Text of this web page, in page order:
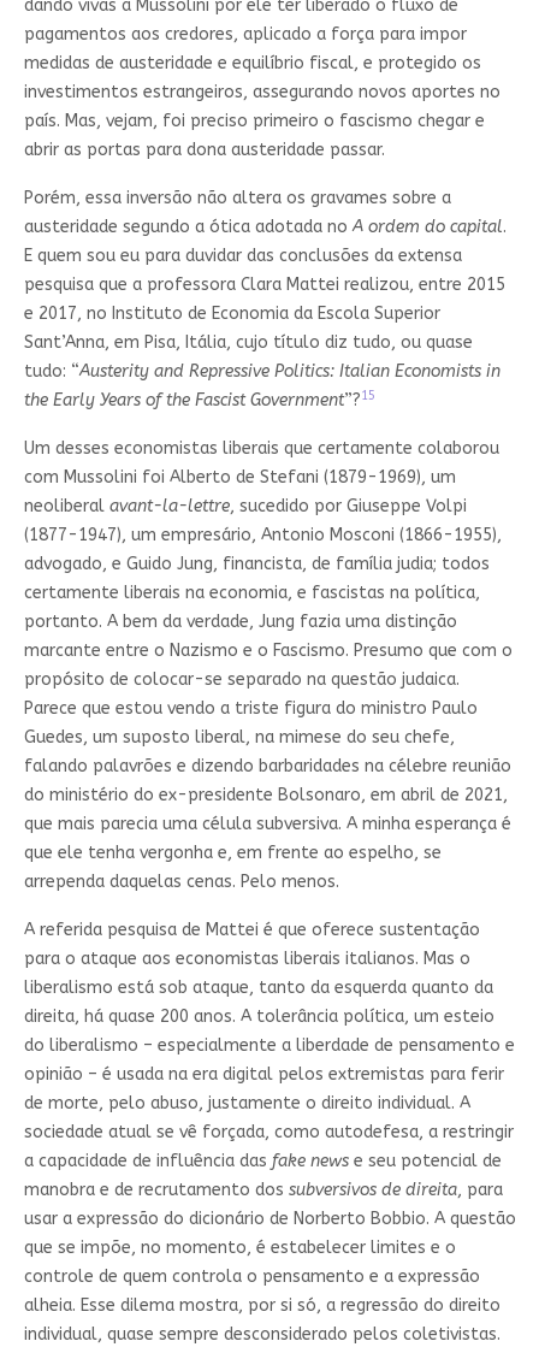
dando vivas a Mussolini por ele ter liberado o fluxo de
pagamentos aos credores, aplicado a força para impor
medidas de austeridade e equilíbrio fiscal, e protegido os
investimentos estrangeiros, assegurando novos aportes no
país. Mas, vejam, foi preciso primeiro o fascismo chegar e
abrir as portas para dona austeridade passar.
Porém, essa inversão não altera os gravames sobre a
austeridade segundo a ótica adotada noA ordem do capital.
E quem sou eu para duvidar das conclusões da extensa
pesquisa que a professora Clara Mattei realizou, entre 2015
e 2017, no Instituto de Economia da Escola Superior
Sant’Anna, em Pisa, Itália, cujo título diz tudo, ou quase
tudo: “Austerity and Repressive Politics: Italian Economists in
the Early Years of the Fascist Government”?15
Um desses economistas liberais que certamente colaborou
com Mussolini foi Alberto de Stefani (1879-1969), um
neoliberal avant-la-lettre, sucedido por Giuseppe Volpi
(1877-1947), um empresário, Antonio Mosconi (1866-1955),
advogado, e Guido Jung, financista, de família judia; todos
certamente liberais na economia, e fascistas na política,
portanto. A bem da verdade, Jung fazia uma distinção
marcante entre o Nazismo e o Fascismo. Presumo que com o
propósito de colocar-se separado na questão judaica.
Parece que estou vendo a triste figura do ministro Paulo
Guedes, um suposto liberal, na mimese do seu chefe,
falando palavrões e dizendo barbaridades na célebre reunião
do ministério do ex-presidente Bolsonaro, em abril de 2021,
que mais parecia uma célula subversiva. A minha esperança é
que ele tenha vergonha e, em frente ao espelho, se
arrependa daquelas cenas. Pelo menos.
A referida pesquisa de Mattei é que oferece sustentação
para o ataque aos economistas liberais italianos. Mas o
liberalismo está sob ataque, tanto da esquerda quanto da
direita, há quase 200 anos. A tolerância política, um esteio
do liberalismo – especialmente a liberdade de pensamento e
opinião – é usada na era digital pelos extremistas para ferir
de morte, pelo abuso, justamente o direito individual. A
sociedade atual se vê forçada, como autodefesa, a restringir
a capacidade de influência das fake newse seu potencial de
manobra e de recrutamento dos subversivos de direita, para
usar a expressão do dicionário de Norberto Bobbio. A questão
que se impõe, no momento, é estabelecer limites e o
controle de quem controla o pensamento e a expressão
alheia. Esse dilema mostra, por si só, a regressão do direito
individual, quase sempre desconsiderado pelos coletivistas.